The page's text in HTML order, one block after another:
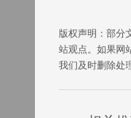
版权声明 ：部分
站观点。如果网
我们及时删除处